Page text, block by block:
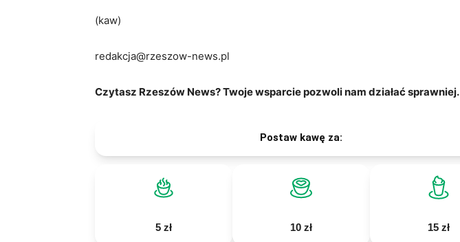
(kaw)
redakcja@rzeszow-news.pl
Czytasz Rzeszów News? Twoje wsparcie pozwoli nam działać sprawniej.
Postaw kawę za:
5 zł 10 zł 15 zł